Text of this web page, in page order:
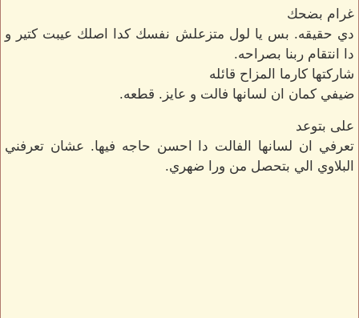
غرام بضحك
دي حقيقه. بس يا لول متزعلش نفسك كدا اصلك عيبت كتير و
دا انتقام ربنا بصراحه.
شاركتها كارما المزاح قائله
ضيفي كمان ان لسانها فالت و عايز. قطعه.
على بتوعد
تعرفي ان لسانها الفالت دا احسن حاجه فيها. عشان تعرفني
البلاوي الي بتحصل من ورا ضهري.